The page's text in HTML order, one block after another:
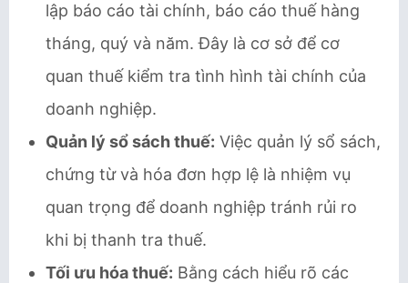
lập báo cáo tài chính, báo cáo thuế hàng
tháng, quý và năm. Đây là cơ sở để cơ
quan thuế kiểm tra tình hình tài chính của
doanh nghiệp.
Quản lý sổ sách thuế: Việc quản lý sổ sách,
chứng từ và hóa đơn hợp lệ là nhiệm vụ
quan trọng để doanh nghiệp tránh rủi ro
khi bị thanh tra thuế.
Tối ưu hóa thuế: Bằng cách hiểu rõ các